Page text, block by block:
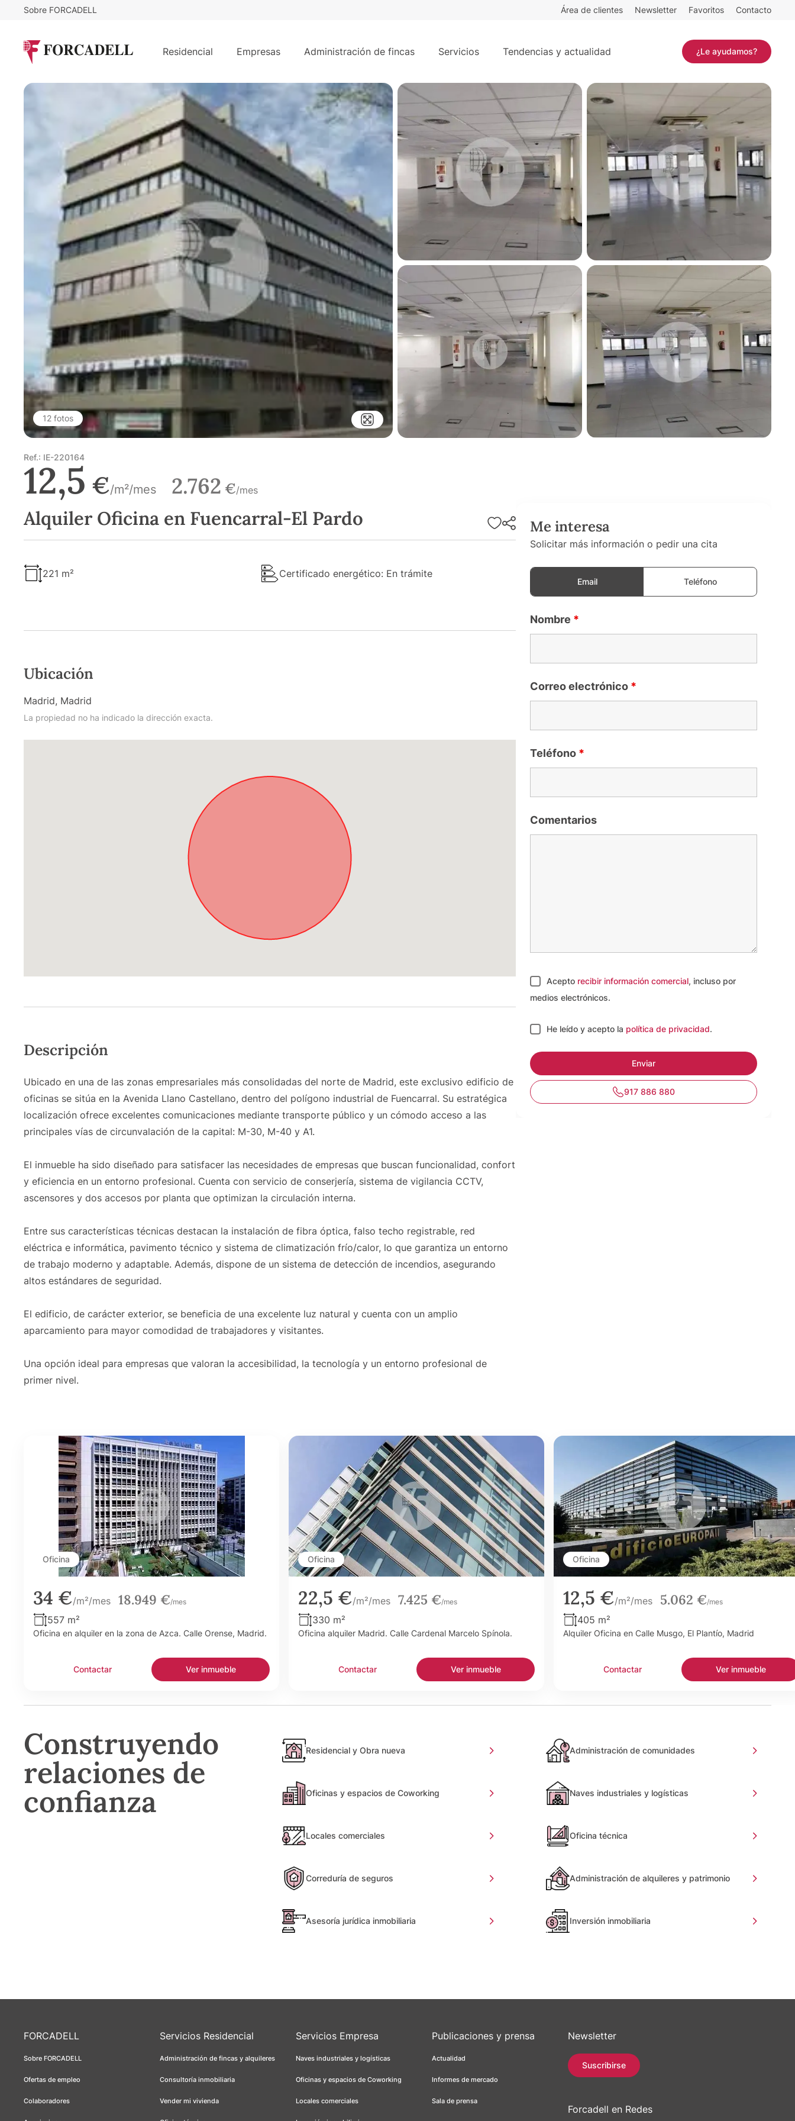
Sobre FORCADELL Área de clientes Newsletter Favoritos Contacto
Residencial Empresas Administración de fincas Servicios Tendencias y actualidad ¿Le ayudamos?
Alquiler Oficina en Fuencarral-El Pardo
12 fotos
Ref.: IE-220164
12,5 €/m²/mes 2.762 €/mes
Alquiler Oficina en Fuencarral-El Pardo
221 m² Certificado energético: En trámite
Ubicación
Madrid, Madrid
La propiedad no ha indicado la dirección exacta.
Descripción
Ubicado en una de las zonas empresariales más consolidadas del norte de Madrid, este exclusivo edificio de
oficinas se sitúa en la Avenida Llano Castellano, dentro del polígono industrial de Fuencarral. Su estratégica
localización ofrece excelentes comunicaciones mediante transporte público y un cómodo acceso a las
principales vías de circunvalación de la capital: M-30, M-40 y A1.
El inmueble ha sido diseñado para satisfacer las necesidades de empresas que buscan funcionalidad, confort
y eficiencia en un entorno profesional. Cuenta con servicio de conserjería, sistema de vigilancia CCTV,
ascensores y dos accesos por planta que optimizan la circulación interna.
Entre sus características técnicas destacan la instalación de fibra óptica, falso techo registrable, red
eléctrica e informática, pavimento técnico y sistema de climatización frío/calor, lo que garantiza un entorno
de trabajo moderno y adaptable. Además, dispone de un sistema de detección de incendios, asegurando
altos estándares de seguridad.
El edificio, de carácter exterior, se beneficia de una excelente luz natural y cuenta con un amplio
aparcamiento para mayor comodidad de trabajadores y visitantes.
Una opción ideal para empresas que valoran la accesibilidad, la tecnología y un entorno profesional de
primer nivel.
Me interesa
Solicitar más información o pedir una cita
Email Teléfono
Nombre *
Correo electrónico *
Teléfono *
Comentarios
Acepto recibir información comercial, incluso por
medios electrónicos.
He leído y acepto la política de privacidad.
917 886 880
Oficina
34 €/m²/mes 18.949 €/mes
557 m²
Oficina en alquiler en la zona de Azca. Calle Orense, Madrid.
Contactar Ver inmueble
Oficina
22,5 €/m²/mes 7.425 €/mes
330 m²
Oficina alquiler Madrid. Calle Cardenal Marcelo Spínola.
Contactar Ver inmueble
Oficina
12,5 €/m²/mes 5.062 €/mes
405 m²
Alquiler Oficina en Calle Musgo, El Plantío, Madrid
Contactar Ver inmueble
Construyendo
relaciones de
confianza
Residencial y Obra nueva Administración de comunidades
Oficinas y espacios de Coworking Naves industriales y logísticas
Locales comerciales Oficina técnica
Correduría de seguros Administración de alquileres y patrimonio
Asesoría jurídica inmobiliaria Inversión inmobiliaria
FORCADELL
Sobre FORCADELL
Ofertas de empleo
Colaboradores
Servicios Residencial
Administración de fincas y alquileres
Consultoría inmobiliaria
Vender mi vivienda
Servicios Empresa
Naves industriales y logísticas
Oficinas y espacios de Coworking
Locales comerciales
Publicaciones y prensa
Actualidad
Informes de mercado
Sala de prensa
Newsletter
Suscribirse
Forcadell en Redes